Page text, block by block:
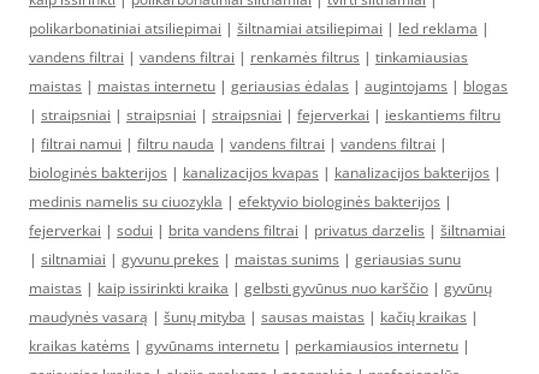
polikarbonatiniai atsiliepimai | šiltnamiai atsiliepimai | led reklama |
vandens filtrai | vandens filtrai | renkamės filtrus | tinkamiausias
maistas | maistas internetu | geriausias ėdalas | augintojams | blogas
| straipsniai | straipsniai | straipsniai | fejerverkai | ieskantiems filtru
| filtrai namui | filtru nauda | vandens filtrai | vandens filtrai |
biologinės bakterijos | kanalizacijos kvapas | kanalizacijos bakterijos |
medinis namelis su ciuozykla | efektyvio biologinės bakterijos |
fejerverkai | sodui | brita vandens filtrai | privatus darzelis | šiltnamiai
| siltnamiai | gyvunu prekes | maistas sunims | geriausias sunu
maistas | kaip issirinkti kraika | gelbsti gyvūnus nuo karščio | gyvūnų
maudynės vasarą | šunų mityba | sausas maistas | kačių kraikas |
kraikas katėms | gyvūnams internetu | perkamiausios internetu |